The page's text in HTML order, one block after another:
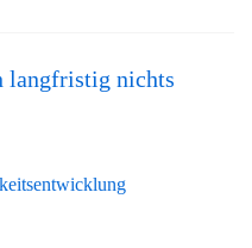
langfristig nichts